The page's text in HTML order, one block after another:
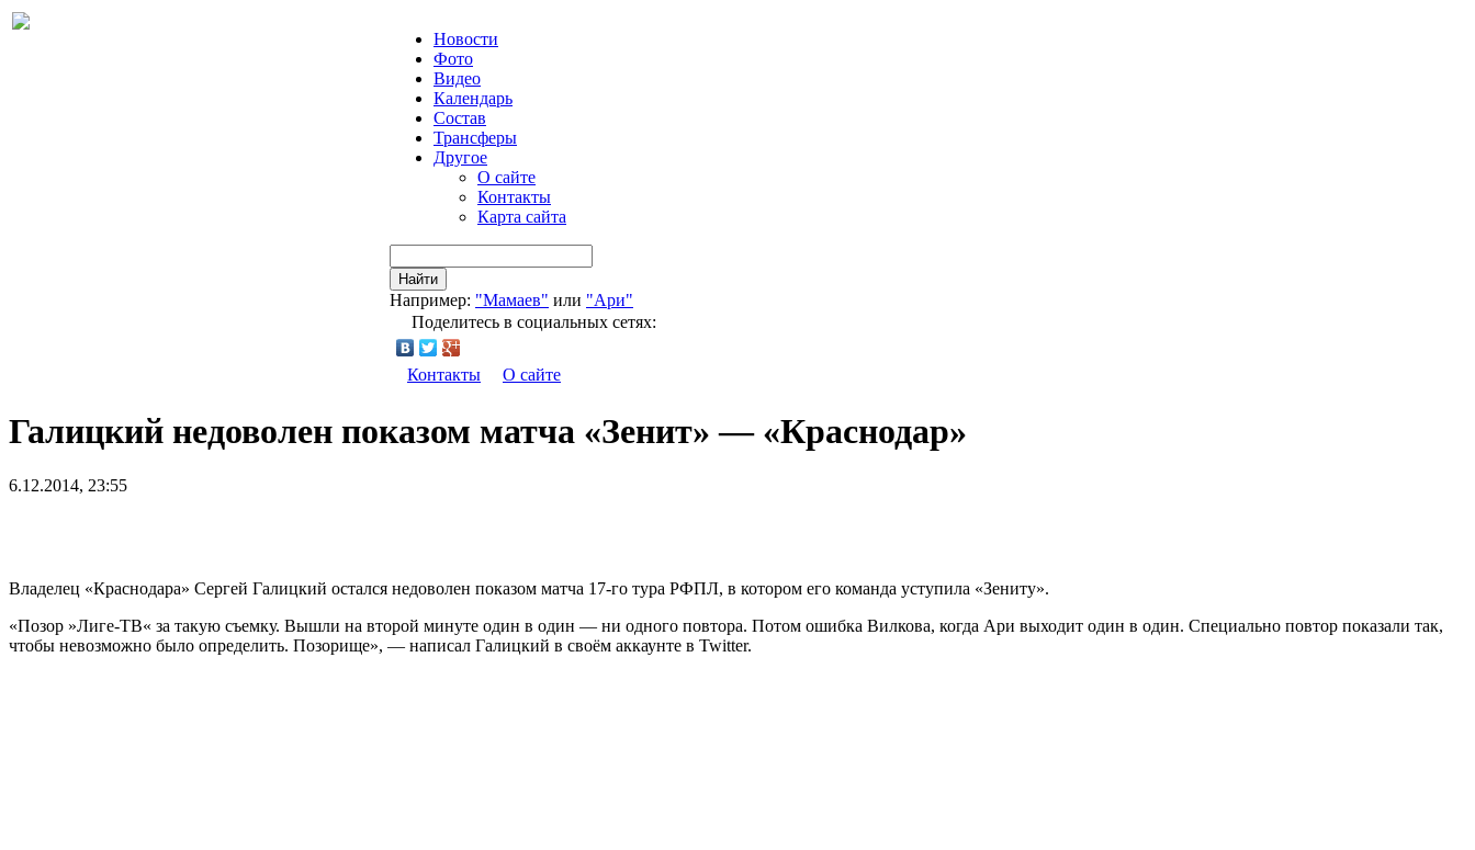
Новости
Фото
Видео
Календарь
Состав
Трансферы
Другое
О сайте
Контакты
Карта сайта
Найти
Например: "Мамаев" или "Ари"
Поделитесь в социальных сетях:
Контакты О сайте
Галицкий недоволен показом матча «Зенит» — «Краснодар»
6.12.2014, 23:55
Владелец «Краснодара» Сергей Галицкий остался недоволен показом матча 17-го тура РФПЛ, в котором его команда уступила «Зениту».
«Позор »Лиге-ТВ« за такую съемку. Вышли на второй минуте один в один — ни одного повтора. Потом ошибка Вилкова, когда Ари выходит один в один. Специально повтор показали так,
чтобы невозможно было определить. Позорище», — написал Галицкий в своём аккаунте в Twitter.